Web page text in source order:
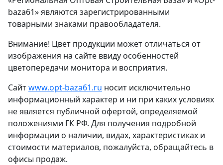
baza61» являются зарегистрированными
товарными знаками правообладателя.
Внимание! Цвет продукции может отличаться от
изображения на сайте ввиду особенностей
цветопередачи монитора и восприятия.
Сайтwww.opt-baza61.ru носит исключительно
информационный характер и ни при каких условиях
не является публичной офертой, определяемой
положениями ГК РФ. Для получения подробной
информации о наличии, видах, характеристиках и
стоимости материалов, пожалуйста, обращайтесь в
офисы продаж.